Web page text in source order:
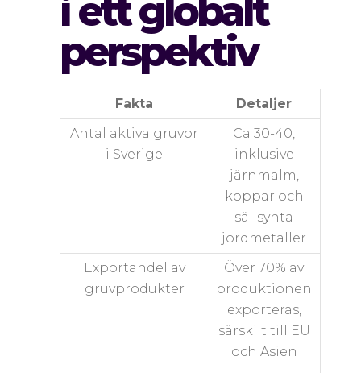
i ett globalt
perspektiv
Fakta
Detaljer
Antal aktiva gruvor
i Sverige
Ca 30-40,
inklusive
järnmalm,
koppar och
sällsynta
jordmetaller
Exportandel av
gruvprodukter
Över 70% av
produktionen
exporteras,
särskilt till EU
och Asien